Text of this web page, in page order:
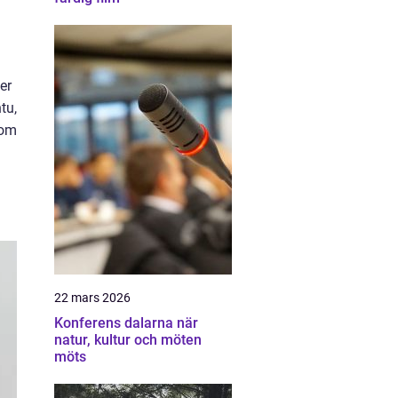
22 mars 2026
Konferens dalarna när
natur, kultur och möten
möts